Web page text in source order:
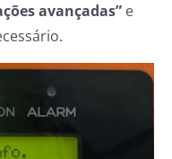
avançadas” e